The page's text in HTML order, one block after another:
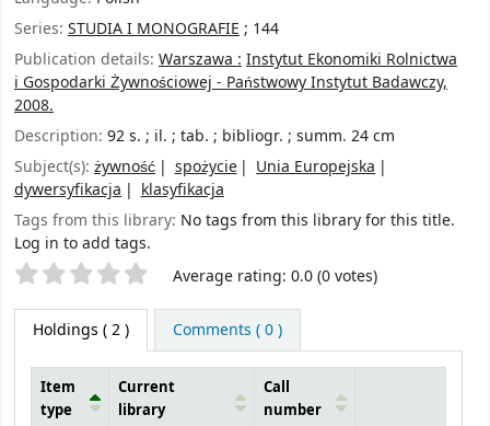
Series: STUDIA I MONOGRAFIE; 144
Publication details: Warszawa :Instytut Ekonomiki Rolnictwa
i Gospodarki Żywnościowej - Państwowy Instytut Badawczy,
2008.
Description: 92 s. ; il. ; tab. ; bibliogr. ; summ. 24 cm
Subject(s): żywność spożycie
Unia Europejska
dywersyfikacja
klasyfikacja
Tags from this library: No tags from this library for this title.
Log in to add tags.
Star ratings Average rating: 0.0 (0 votes)
Holdings ( 2 ) Comments ( 0 )
Item
type
Current
library
Call
number